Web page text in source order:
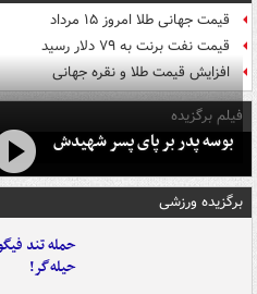
قیمت جهانی طلا امروز ۱۵ مرداد
قیمت نفت برنت به ۷۹ دلار رسید
افزایش قیمت طلا و نقره جهانی
فیلم برگزیده
بوسه‌ پدر بر پای پسر شهیدش
برگزیده ورزشی
حمله تند
حیله‌گر!